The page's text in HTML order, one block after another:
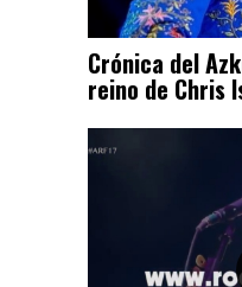
Crónica del
reino de Chris